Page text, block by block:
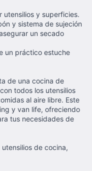
utensilios y superficies.
y sistema de sujeción
un secado
un práctico estuche
de una cocina de
todos los utensilios
al aire libre. Este
y van life, ofreciendo
tus necesidades de
de cocina,